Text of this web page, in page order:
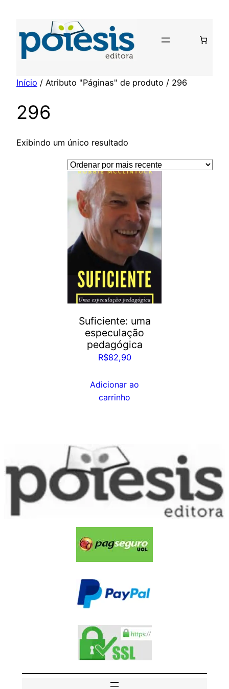
conteúdo
Início / Atributo "Páginas" de produto / 296
296
Exibindo um único resultado
Suficiente: uma
especulação
pedagógica
R$82,90
Adicionar ao
carrinho